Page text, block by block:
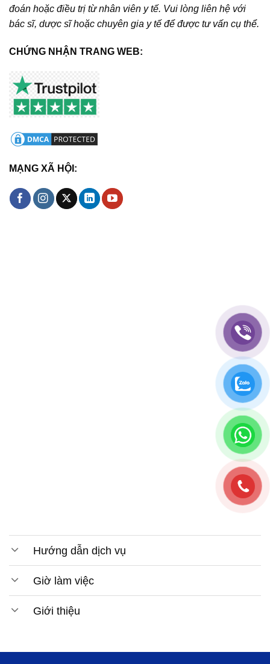
đoán hoặc điều trị từ nhân viên y tế. Vui lòng liên hệ với
bác sĩ, dược sĩ hoặc chuyên gia y tế để được tư vấn cụ thể.
CHỨNG NHẬN TRANG WEB:
MẠNG XÃ HỘI:
Hướng dẫn dịch vụ
Giờ làm việc
Giới thiệu